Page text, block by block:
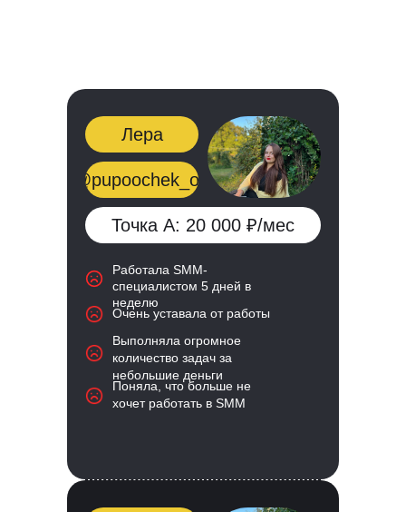
Лера
@pupoochek_off
Точка А: 20 000 ₽/мес
Работала SMM-
специалистом 5 дней в
неделю
Очень уставала от работы
Выполняла огромное
количество задач за
небольшие деньги
Поняла, что больше не
хочет работать в SMM